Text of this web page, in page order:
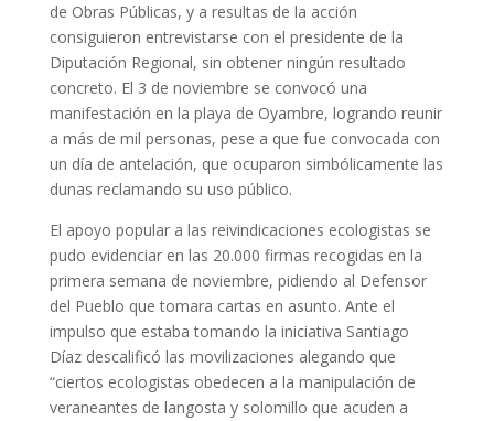
de Obras Públicas, y a resultas de la acción
consiguieron entrevistarse con el presidente de la
Diputación Regional, sin obtener ningún resultado
concreto. El 3 de noviembre se convocó una
manifestación en la playa de Oyambre, logrando reunir
a más de mil personas, pese a que fue convocada con
un día de antelación, que ocuparon simbólicamente las
dunas reclamando su uso público.
El apoyo popular a las reivindicaciones ecologistas se
pudo evidenciar en las 20.000 firmas recogidas en la
primera semana de noviembre, pidiendo al Defensor
del Pueblo que tomara cartas en asunto. Ante el
impulso que estaba tomando la iniciativa Santiago
Díaz descalificó las movilizaciones alegando que
“ciertos ecologistas obedecen a la manipulación de
veraneantes de langosta y solomillo que acuden a